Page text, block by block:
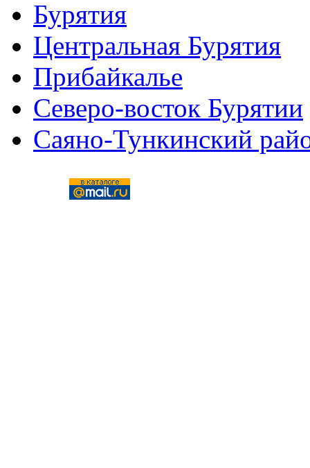
Бурятия
Центральная Бурятия
Прибайкалье
Северо-восток Бурятии
Саяно-Тункинский